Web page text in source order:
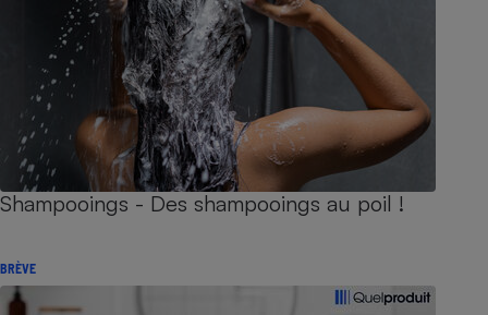
Shampooings - Des shampooings au poil !
BRÈVE